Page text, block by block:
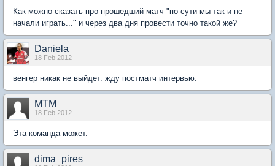
Как можно сказать про прошедший матч "по сути мы так и не
начали играть..." и через два дня провести точно такой же?
Daniela
18 Feb 2012
венгер никак не выйдет. жду постматч интервью.
MTM
18 Feb 2012
Эта команда может.
dima_pires